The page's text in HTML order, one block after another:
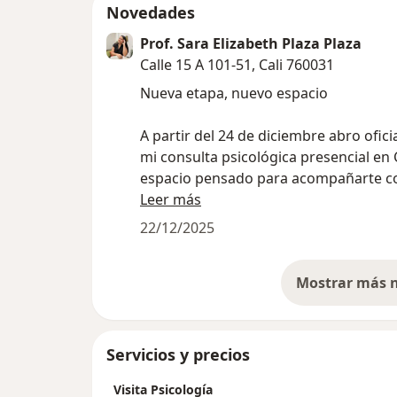
Novedades
Prof. Sara Elizabeth Plaza Plaza
Calle 15 A 101-51, Cali 760031
Nueva etapa, nuevo espacio
A partir del 24 de diciembre abro
mi consulta psicológica presencial en
espacio pensado para acompañarte
respeto y cercanía en tus procesos
y personales
el fin de verificar disponibilidad y
Será un lugar agradable, seguro y
donde podremos encontrarnos para
escucharte, comprenderte y caminar
Leer más
22/12/2025
Servicios y precios
Visita Psicología